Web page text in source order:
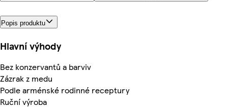
Popis produktu
Hlavní výhody
Bez konzervantů a barviv
Zázrak z medu
Podle arménské rodinné receptury
Ruční výroba